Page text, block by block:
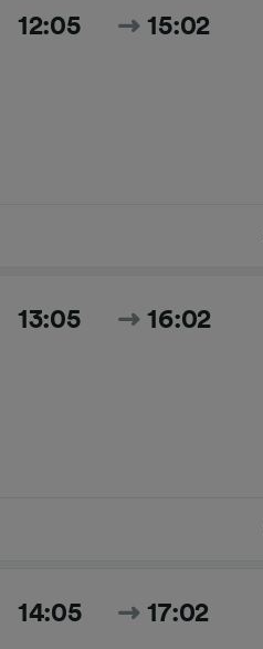
12:05 15:02
13:05 16:02
14:05 17:02